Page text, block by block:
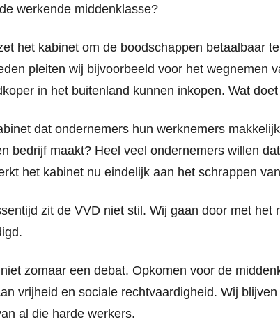
werkende middenklasse?
het kabinet om de boodschappen betaalbaar
pleiten wij bijvoorbeeld voor het wegnemen
in het buitenland kunnen inkopen. Wat
dat ondernemers hun werknemers
bedrijf maakt? Heel veel ondernemers willen
het kabinet nu eindelijk aan het schrappen
zit de VVD niet stil. Wij gaan door met het
zomaar een debat. Opkomen voor de
vrijheid en sociale rechtvaardigheid. Wij
al die harde werkers.